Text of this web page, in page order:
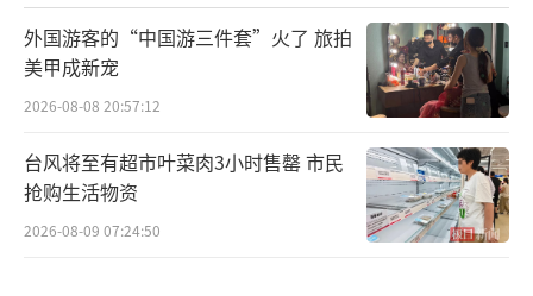
外国游客的“中国游三件套”火了 旅拍
美甲成新宠
2026-08-08 20:57:12
台风将至有超市叶菜肉3小时售罄 市民
抢购生活物资
2026-08-09 07:24:50